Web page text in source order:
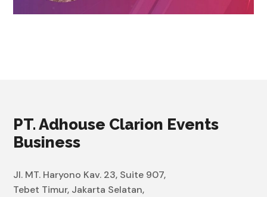
PT. Adhouse Clarion Events
Business
Jl. MT. Haryono Kav. 23, Suite 907,
Tebet Timur, Jakarta Selatan,